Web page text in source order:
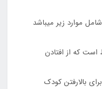
موارد زیر میباشد
که از افتادن
بالارفتن کودک